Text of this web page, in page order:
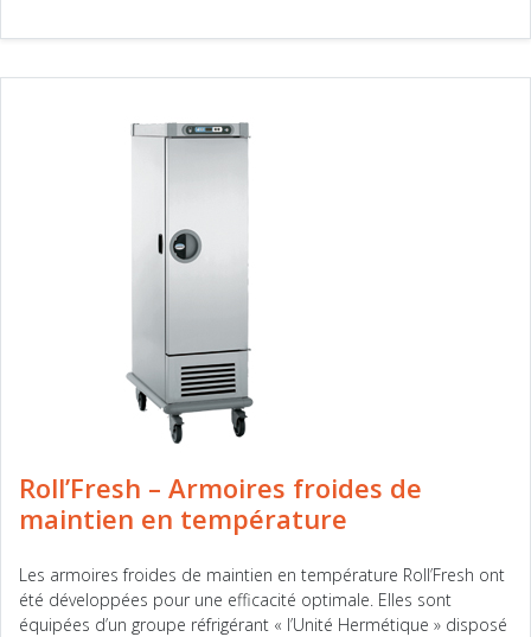
Roll’Fresh – Armoires froides de
maintien en température
Les armoires froides de maintien en température Roll’Fresh ont
été développées pour une efficacité optimale. Elles sont
équipées d’un groupe réfrigérant « l’Unité Hermétique » disposé